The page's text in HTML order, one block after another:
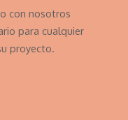
con nosotros
para cualquier
proyecto.